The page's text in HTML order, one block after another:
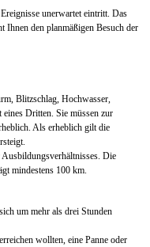
unerwartet eintritt. Das
Ihnen den planmäßigen Besuch der
Blitzschlag, Hochwasser,
Dritten. Sie müssen zur
Als erheblich gilt die
Die
mindestens 100 km.
um mehr als drei Stunden
wollten, eine Panne oder